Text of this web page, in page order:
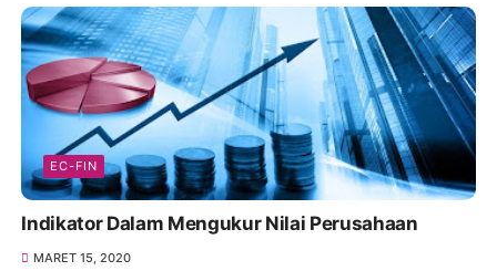
EC-FIN
Indikator Dalam Mengukur Nilai Perusahaan
MARET 15, 2020